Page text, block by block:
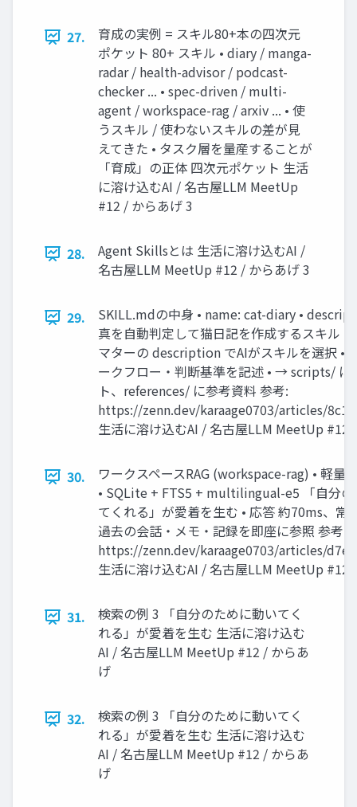
27.
育成の実例 = スキル80+本の四次元
ポケット 80+ スキル • diary / manga-
radar / health-advisor / podcast-
checker ... • spec-driven / multi-
agent / workspace-rag / arxiv ... • 使
うスキル / 使わないスキルの差が見
えてきた • タスク層を量産することが
「育成」の正体 四次元ポケット 生活
に溶け込むAI / 名古屋LLM MeetUp
#12 / からあげ 3
28.
Agent Skillsとは 生活に溶け込むAI /
名古屋LLM MeetUp #12 / からあげ 3
29.
SKILL.mdの中身 • name: cat-diary •
真を自動判定して猫日記を作成するスキル
マターの description でAIがスキルを選択 •
ークフロー・判断基準を記述 • → scripts/ に
ト、references/ に参考資料 参考:
https://zenn.dev/karaage0703/articles/
生活に溶け込むAI / 名古屋LLM MeetUp #12
30.
ワークスペースRAG (workspace-rag) • 軽量
• SQLite + FTS5 + multilingual-e5 「自分の
てくれる」が愛着を生む • 応答 約70ms、常
過去の会話・メモ・記録を即座に参照 参考:
https://zenn.dev/karaage0703/articles/
生活に溶け込むAI / 名古屋LLM MeetUp #12
31.
検索の例 3 「自分のために動いてく
れる」が愛着を生む 生活に溶け込む
AI / 名古屋LLM MeetUp #12 / からあ
げ
32.
検索の例 3 「自分のために動いてく
れる」が愛着を生む 生活に溶け込む
AI / 名古屋LLM MeetUp #12 / からあ
げ